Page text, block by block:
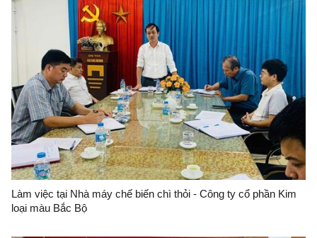
Làm việc tại Nhà máy chế biến chì thỏi - Công ty cổ phần Kim
loại màu Bắc Bộ